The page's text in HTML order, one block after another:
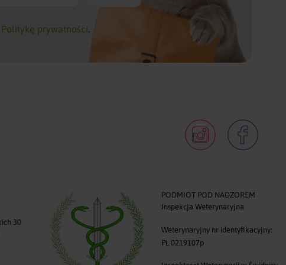
Politykę prywatności.
30
PODMIOT POD NADZOREM
Inspekcja Weterynaryjna
Weterynaryjny nr identyfikacyjny:
PL 0219107p